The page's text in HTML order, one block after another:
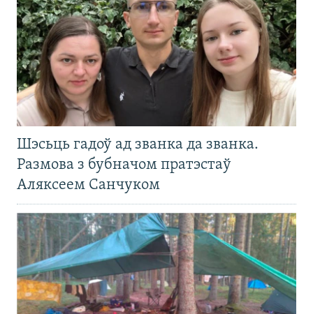
Шэсьць гадоў ад званка да званка.
Размова з бубначом пратэстаў
Аляксеем Санчуком